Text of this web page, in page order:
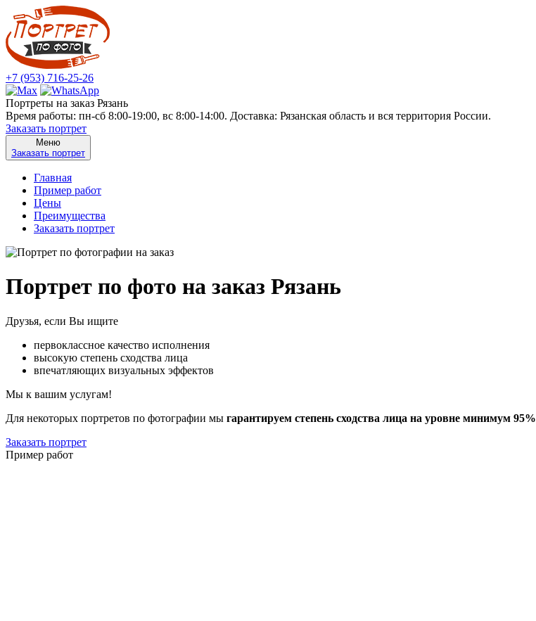
+7 (953) 716-25-26
Портреты на заказ Рязань
Время работы: пн-сб 8:00-19:00, вс 8:00-14:00. Доставка: Рязанская область и вся территория России.
Заказать портрет
Меню
Заказать портрет
Главная
Пример работ
Цены
Преимущества
Заказать портрет
Портрет по фото на заказ Рязань
Друзья, если Вы ищите
первоклассное качество исполнения
высокую степень сходства лица
впечатляющих визуальных эффектов
Мы к вашим услугам!
Для некоторых портретов по фотографии мы гарантируем степень сходства лица на уровне минимум 95%
Заказать портрет
Пример работ